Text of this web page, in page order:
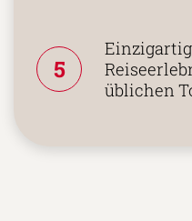
5
üblichen